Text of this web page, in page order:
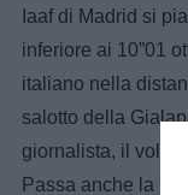
Iaaf di Madrid si
inferiore ai 10”01
italiano nella
salotto della
giornalista, il volto
Passa anche la